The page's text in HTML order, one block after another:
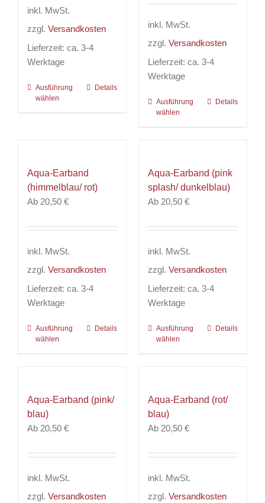
inkl. MwSt.
zzgl. Versandkosten
Lieferzeit: ca. 3-4
Werktage
Ausführung
wählen
Dieses
Die
Optionen
der
werden
Details
inkl. MwSt.
zzgl. Versandkosten
Lieferzeit: ca. 3-4
Werktage
Ausführung
wählen
Dieses
auf.
Die
auf
gewählt
werden
Details
Aqua-Earband
(himmelblau/ rot)
Ab 20,50 €
inkl. MwSt.
zzgl. Versandkosten
Lieferzeit: ca. 3-4
Werktage
Ausführung
wählen
Dieses
auf.
auf
gewählt
Details
Aqua-Earband (pink
splash/ dunkelblau)
Ab 20,50 €
inkl. MwSt.
zzgl. Versandkosten
Lieferzeit: ca. 3-4
Werktage
Ausführung
wählen
Dieses
auf.
auf
gewählt
Details
Aqua-Earband (pink/
blau)
Ab 20,50 €
inkl. MwSt.
zzgl. Versandkosten
Aqua-Earband (rot/
blau)
Ab 20,50 €
inkl. MwSt.
zzgl. Versandkosten